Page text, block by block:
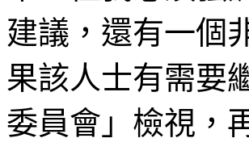
建議，還有一個
果該人士有需要
委員會」檢視，